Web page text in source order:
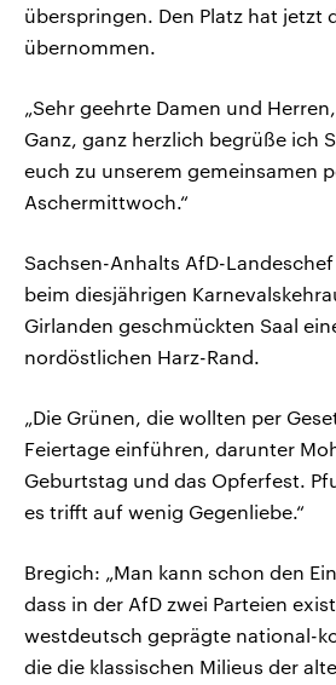
überspringen. Den Platz hat jetzt
übernommen.
„Sehr geehrte Damen und
Ganz, ganz herzlich begrüße ich
euch zu unserem gemeinsamen
Aschermittwoch.“
Sachsen-Anhalts AfD-
beim diesjährigen
Girlanden geschmückten Saal
nordöstlichen Harz-Rand.
„Die Grünen, die wollten per
Feiertage einführen, darunter
Geburtstag und das Opferfest.
es trifft auf wenig Gegenliebe.“
Bregich: „Man kann schon den
dass in der AfD zwei Parteien
westdeutsch geprägte national-
die die klassischen Milieus der